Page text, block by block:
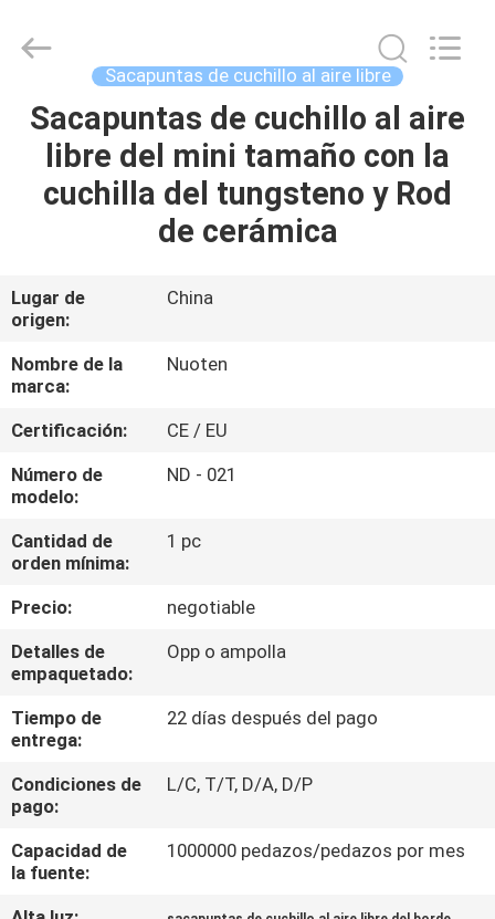
EN
CASA
PRODUCTOS
LOS
VÍDEOS
SOBRE
NOSOTROS
RECORRIDO
POR
FÁBRICA
CONTROL
DE
CALIDAD
CONTACTA
CON
Electric
Appliance
Rights
Reserved.
Sacapuntas de cuchillo al aire libre
Sacapuntas de cuchillo al aire
libre del mini tamaño con la
cuchilla del tungsteno y Rod
de cerámica
Lugar de
origen:
China
Nombre de la
marca:
Nuoten
Certificación:
CE / EU
Número de
modelo:
ND - 021
Cantidad de
orden mínima:
1 pc
Precio:
negotiable
Detalles de
empaquetado:
Opp o ampolla
Tiempo de
entrega:
22 días después del pago
Condiciones de
pago:
L/C, T/T, D/A, D/P
Capacidad de
la fuente:
1000000 pedazos/pedazos por mes